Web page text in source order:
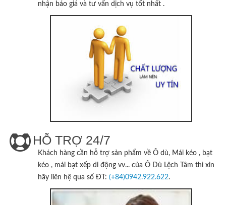
nhận báo giá và tư vấn dịch vụ tốt nhất .
HỖ TRỢ 24/7
Khách hàng cần hỗ trợ sản phẩm về Ô dù, Mái kéo , bạt
kéo , mái bạt xếp di động vv... của Ô Dù Lệch Tâm thì xin
hãy liên hệ qua số ĐT: (+84)0942.922.622.